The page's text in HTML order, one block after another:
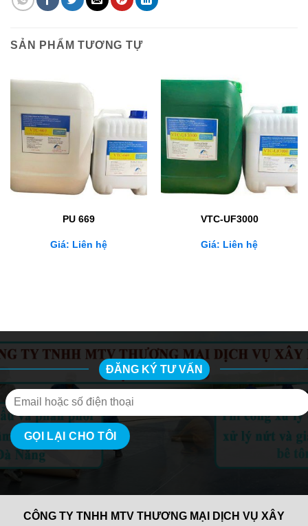
SẢN PHẨM TƯƠNG TỰ
PU 669
Giá: Liên hệ
VTC-UF3000
Giá: Liên hệ
ĐĂNG KÝ TƯ VẤN
CÔNG TY TNHH MTV THƯƠNG MẠI DỊCH VỤ XÂY